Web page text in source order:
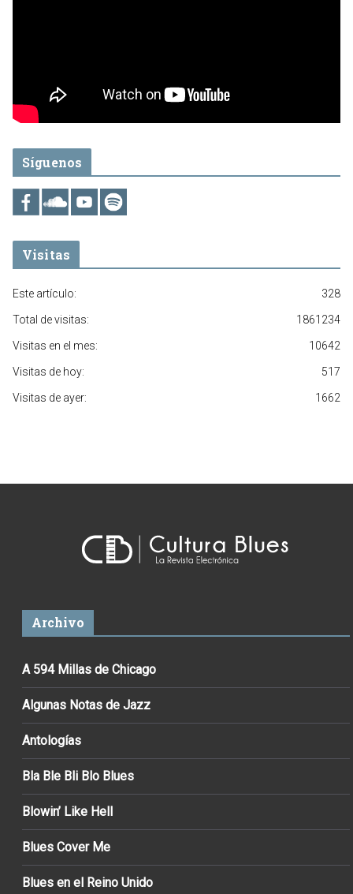
Síguenos
Visitas
328
Este artículo:
1861234
Total de visitas:
10642
Visitas en el mes:
517
Visitas de hoy:
1662
Visitas de ayer:
Archivo
A 594 Millas de Chicago
Algunas Notas de Jazz
Antologías
Bla Ble Bli Blo Blues
Blowin’ Like Hell
Blues Cover Me
Blues en el Reino Unido